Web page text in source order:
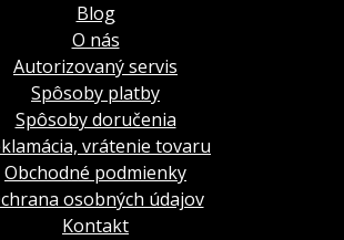
Blog
O nás
Autorizovaný servis
Spôsoby platby
Spôsoby doručenia
vrátenie tovaru
Obchodné podmienky
osobných údajov
Kontakt